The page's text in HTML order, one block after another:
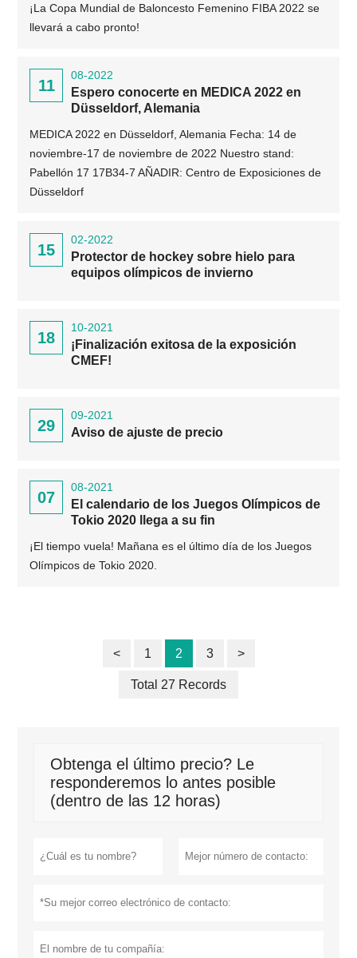
¡La Copa Mundial de Baloncesto Femenino FIBA ​​2022 se
llevará a cabo pronto!
11
08-2022
Espero conocerte en MEDICA 2022 en
Düsseldorf, Alemania
MEDICA 2022 en Düsseldorf, Alemania Fecha: 14 de
noviembre-17 de noviembre de 2022 Nuestro stand:
Pabellón 17 17B34-7 AÑADIR: Centro de Exposiciones de
Düsseldorf
15
02-2022
Protector de hockey sobre hielo para
equipos olímpicos de invierno
18
10-2021
¡Finalización exitosa de la exposición
CMEF!
29
09-2021
Aviso de ajuste de precio
07
08-2021
El calendario de los Juegos Olímpicos de
Tokio 2020 llega a su fin
¡El tiempo vuela! Mañana es el último día de los Juegos
Olímpicos de Tokio 2020.
< 1 2 3 >
Total 27 Records
Obtenga el último precio? Le
responderemos lo antes posible
(dentro de las 12 horas)